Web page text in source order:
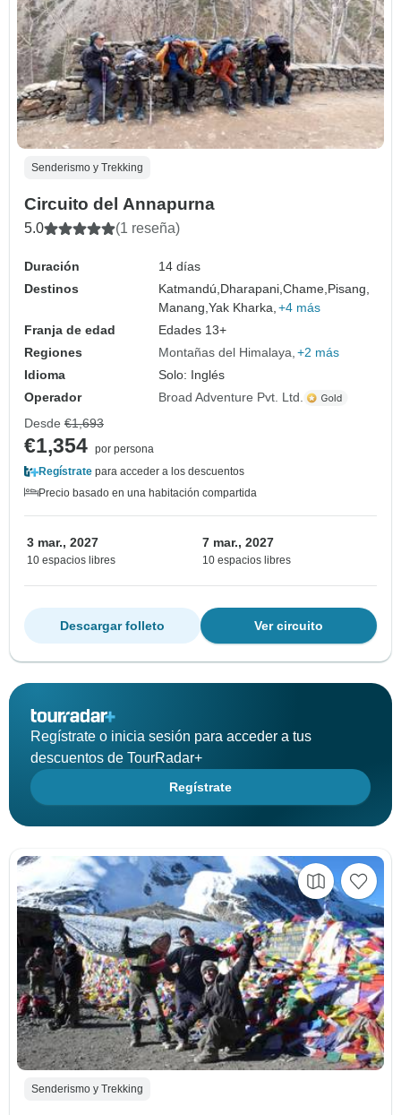
Senderismo y Trekking
Circuito del Annapurna
5.0 (1 reseña)
Duración
14 días
Destinos
Katmandú, Dharapani,Chame, Pisang,
Manang,Yak Kharka, +4 más
Franja de edad
Edades 13+
Regiones
Montañas del Himalaya +2 más
Idioma
Solo: Inglés
Operador
Broad Adventure Pvt. Ltd.
Desde €1,693
€1,354 por persona
Regístrate para acceder a los descuentos
Precio basado en una habitación compartida
3 mar., 2027
10 espacios libres
7 mar., 2027
10 espacios libres
Ver circuito
Descargar folleto
Regístrate o inicia sesión para acceder a tus
descuentos de TourRadar+
Regístrate
Senderismo y Trekking